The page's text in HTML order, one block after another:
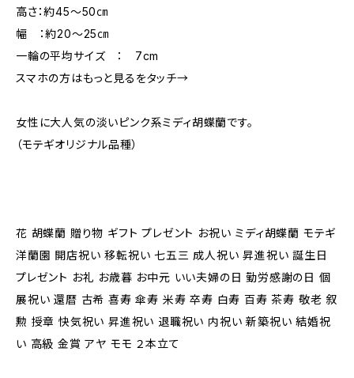
高さ：約45～50㎝
幅 ：約20～25㎝
一輪の平均サイズ ： 7cm
スマホの方はもっと見るをタッチ→
女性に大人気の淡いピンク系ミディ胡蝶蘭です。
（モテギオリジナル品種）
花 胡蝶蘭 贈り物 ギフト プレゼント お祝い ミディ胡蝶蘭 モテギ
洋蘭園 開店祝い 移転祝い 七五三 成人祝い 昇進祝い 誕生日
プレゼント お礼 お歳暮 お中元 いい夫婦の日 勤労感謝の日 個
展祝い 還暦 古希 喜寿 傘寿 米寿 卒寿 白寿 百寿 茶寿 敬老 叙
勲 授章 快気祝い 昇進祝い 退職祝い 内祝い 新築祝い 結婚祝
い 高級 金賞 アヤ モモ ２本立て